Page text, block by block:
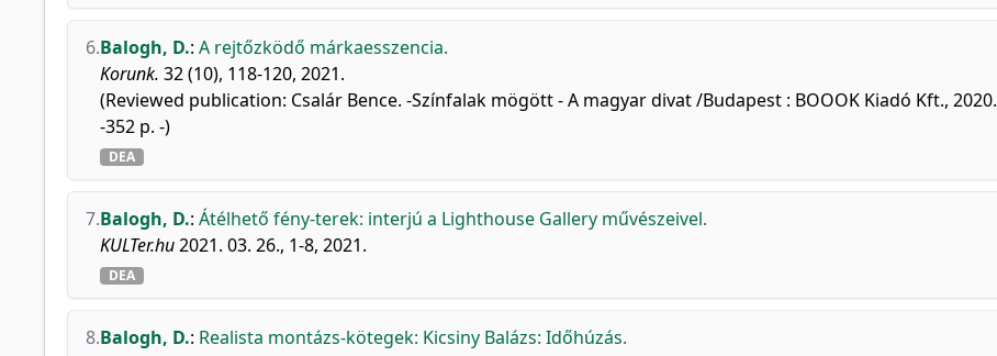
6.Balogh, D.: A rejtőzködő márkaesszencia.
Korunk. 32 (10), 118-120, 2021.
(Reviewed publication: Csalár Bence. -Színfalak mögött - A magyar divat /Budapest : BOOOK Kiadó Kft., 2020.
-352 p. -)
DEA
7.Balogh, D.: Átélhető fény-terek: interjú a Lighthouse Gallery művészeivel.
KULTer.hu2021. 03. 26., 1-8, 2021.
DEA
8.Balogh, D.: Realista montázs-kötegek: Kicsiny Balázs: Időhúzás.